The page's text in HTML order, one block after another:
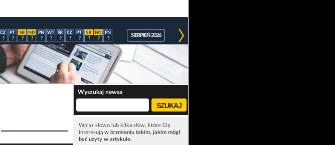
? ? ? ? ? ? ? ? ? ? ? ?
SIERPIEŃ 2026
Wyszukaj newsa
Wpisz słowo lub kilka słów, które Cię
interesują w brzmieniu takim, jakim mógł
być użyty w artykule.